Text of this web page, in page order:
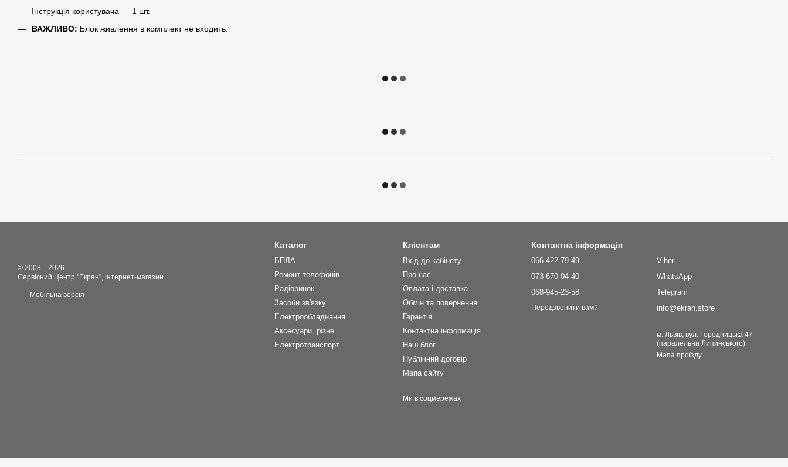
Інструкція користувача — 1 шт.
ВАЖЛИВО: Блок живлення в комплект не входить.
© 2008—2026
Сервісний Центр "Екран", інтернет-магазин
Мобільна версія
Каталог
БПЛА
Ремонт телефонів
Радіоринок
Засоби зв'язку
Електрообладнання
Аксесуари, різне
Електротранспорт
Клієнтам
Вхід до кабінету
Про нас
Оплата і доставка
Обмін та повернення
Гарантія
Контактна інформація
Наш блог
Публічний договір
Мапа сайту
Ми в соцмережах
Контактна інформація
066-422-79-49
073-670-04-40
068-945-23-58
Передзвонити вам?
Viber
WhatsApp
Telegram
info@ekran.store
м. Львів, вул. Городницька 47
(паралельна Липинського)
Мапа проїзду